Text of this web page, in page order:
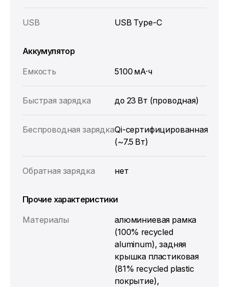
USB USB Type‑C
Аккумулятор
Емкость
5100 мА·ч
Быстрая зарядка до 23 Вт (проводная)
Беспроводная зарядкаQi‑сертифицированная
(~7.5 Вт)
Обратная зарядка нет
Прочие характеристики
Материалы
алюминиевая рамка
(100% recycled
aluminum), задняя
крышка пластиковая
(81% recycled plastic
покрытие),